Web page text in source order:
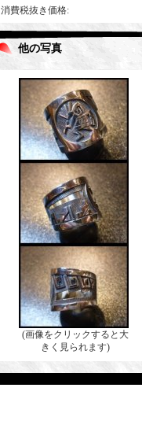
消費税抜き価格:
他の写真
(画像をクリックすると大
きく見られます)